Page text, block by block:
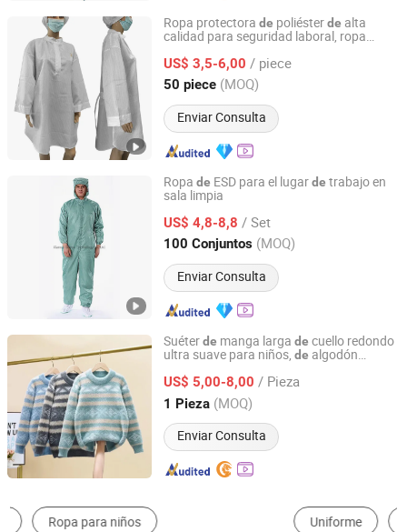
Ropa protectora de poliésterde alta
calidad para seguridad laboral, ropa
US$ 3,5-6,00 / piece
50 piece (MOQ)
Enviar Consulta
Suzhou Quanjuda Purification Technology Co., Ltd
Jiangsu, China Desde 2016
Ropa de ESD para el lugarde trabajo en
sala limpia
US$ 4,8-8,8 / Set
100 Conjuntos (MOQ)
Enviar Consulta
Xiamen Qianyu Technology Co., Ltd.
Fujian, China Desde 2019
Suéterde manga larga de cuello redondo
ultra suave para niños, de algodón
personalizado a bajo precio
US$ 5,00-8,00 / Pieza
1 Pieza (MOQ)
Enviar Consulta
Mingteng Clothing Factory Ltd.
Guangdong, China Desde 2022
Uniforme Ropa Usada Chaleco Reflectante